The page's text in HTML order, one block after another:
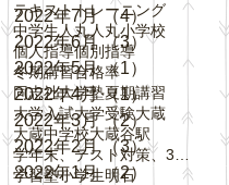
2022年7月 （4）4件の記事
2022年6月 （3）3件の記事
2022年5月 （1）
1件の記事
2022年4月 （1）1件の記事
2022年3月 （2）2件の記事
2022年2月 （3）3件の記事
2022年1月 （2）
2件の記事
テキストトレーニング
中学生人丸人丸小学校
個人指導個別指導
冬期講習合格率
同志社大学塾夏期講習
大学入試大学受験大蔵
大蔵中学校大蔵谷駅
学習塾小学生明石